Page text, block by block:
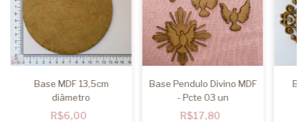
Base MDF 13,5cm
diâmetro
R$6,00
Base Pendulo Divino MDF
- Pcte 03 un
R$17,80